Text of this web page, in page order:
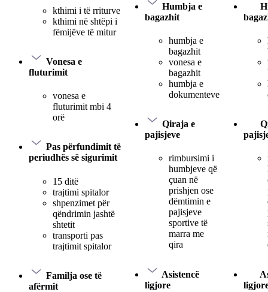
kthimi i të rriturve
kthimi në shtëpi i
fëmijëve të mitur
Vonesa e
fluturimit
vonesa e
fluturimit mbi 4
orë
Pas përfundimit të
periudhës së sigurimit
15 ditë
trajtimi spitalor
shpenzimet për
qëndrimin jashtë
shtetit
transporti pas
trajtimit spitalor
Familja ose të
afërmit
Humbja e
bagazhit
humbja e
bagazhit
vonesa e
bagazhit
humbja e
dokumenteve
Qiraja e
pajisjeve
rimbursimi i
humbjeve që
çuan në
prishjen ose
dëmtimin e
pajisjeve
sportive të
marra me
qira
Asistencë
ligjore